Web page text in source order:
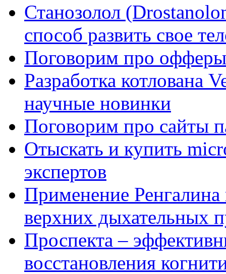
Станозолол
способ развить свое
Поговорим про
Разработка котлована
научные новинки
Поговорим про сайты
Отыскать и купить
экспертов
Применение Ренгалина
верхних дыхательных
Проспекта –
восстановления